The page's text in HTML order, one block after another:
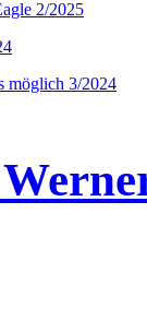
2/2025
möglich 3/2024